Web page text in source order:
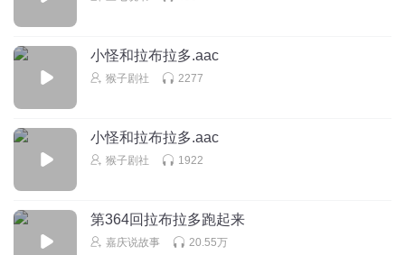
小怪和拉布拉多.aac
猴子剧社 2277
小怪和拉布拉多.aac
猴子剧社 1922
第364回拉布拉多跑起来
嘉庆说故事 20.55万